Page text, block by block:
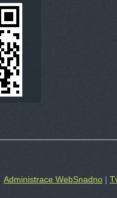
Administrace WebSnadno |